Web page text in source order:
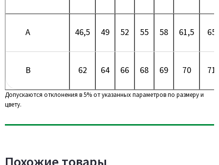
A 46,5 49 52 55 58 61,5 65
B 62 64 66 68 69 70 71
Допускаются отклонения в 5% от указанных параметров по размеру и
цвету.